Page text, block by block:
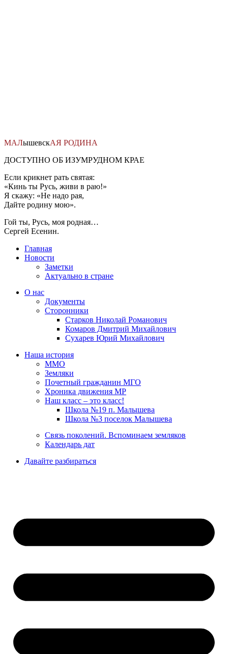
МАЛышевскАЯ РОДИНА
ДОСТУПНО ОБ ИЗУМРУДНОМ КРАЕ
Если крикнет рать святая:
«Кинь ты Русь, живи в раю!»
Я скажу: «Не надо рая,
Дайте родину мою».
Гой ты, Русь, моя родная…
Сергей Есенин.
Главная
Новости
Заметки
Актуально в стране
О нас
Документы
Сторонники
Старков Николай Романович
Комаров Дмитрий Михайлович
Сухарев Юрий Михайлович
Наша история
ММО
Земляки
Почетный гражданин МГО
Хроника движения МР
Наш класс – это класс!
Школа №19 п. Малышева
Школа №3 поселок Малышева
Связь поколений. Вспоминаем земляков
Календарь дат
Давайте разбираться